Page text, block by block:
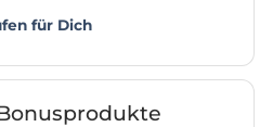
für Dich